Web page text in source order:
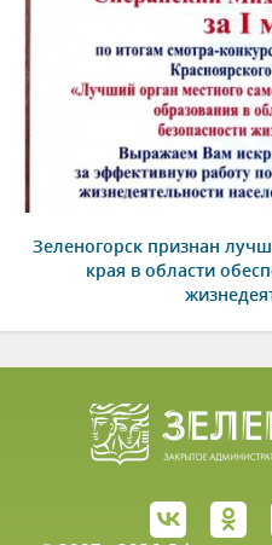
Зеленогорск признан
края в области